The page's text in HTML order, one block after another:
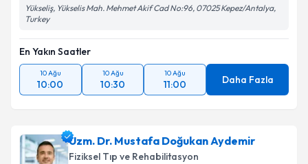
Yükseliş, Yükselis Mah. Mehmet Akif Cad No:96, 07025 Kepez/Antalya,
Turkey
En Yakın Saatler
10 Ağu
10:00
10 Ağu
10:30
10 Ağu
11:00 Daha Fazla
Uzm. Dr. Mustafa Doğukan Aydemir
Fiziksel Tıp ve Rehabilitasyon